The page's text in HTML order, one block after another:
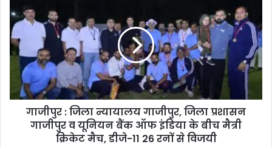
गाजीपुर : जिला न्यायालय गाजीपुर, जिला प्रशासन
गाजीपुर व यूनियन बैंक ऑफ इंडिया के बीच मैत्री
क्रिकेट मैच, डीजे-11 26 रनों से विजयी